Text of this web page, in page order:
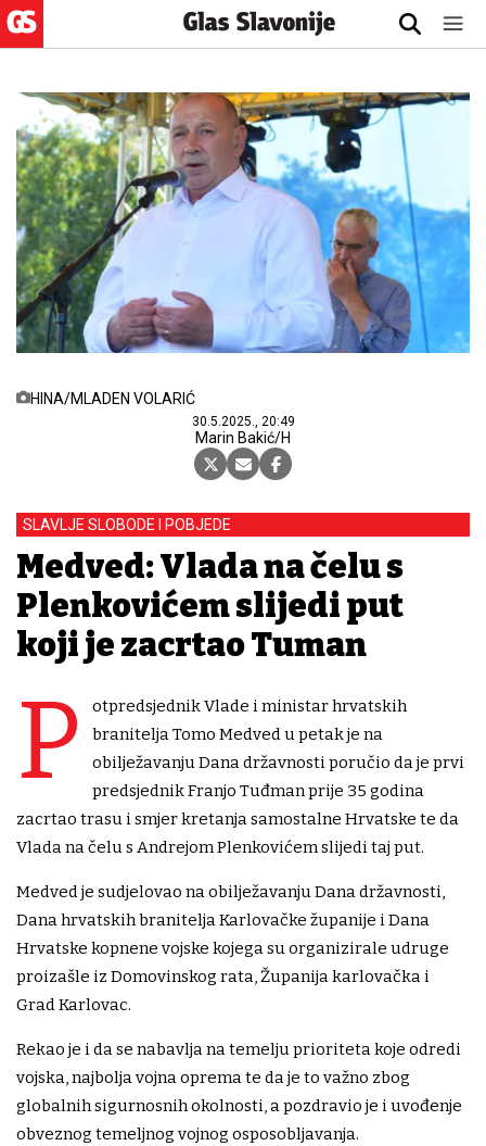
HINA/MLADEN VOLARIĆ
30.5.2025., 20:49
Marin Bakić/H
SLAVLJE SLOBODE I POBJEDE
Medved: Vlada na čelu s
Plenkovićem slijedi put
koji je zacrtao Tuđman
P
otpredsjednik Vlade i ministar hrvatskih
branitelja Tomo Medved u petak je na
obilježavanju Dana državnosti poručio da je prvi
predsjednik Franjo Tuđman prije 35 godina
zacrtao trasu i smjer kretanja samostalne Hrvatske te da
Vlada na čelu s Andrejom Plenkovićem slijedi taj put.
Medved je sudjelovao na obilježavanju Dana državnosti,
Dana hrvatskih branitelja Karlovačke županije i Dana
Hrvatske kopnene vojske kojega su organizirale udruge
proizašle iz Domovinskog rata, Županija karlovačka i
Grad Karlovac.
Rekao je i da se nabavlja na temelju prioriteta koje odredi
vojska, najbolja vojna oprema te da je to važno zbog
globalnih sigurnosnih okolnosti, a pozdravio je i uvođenje
obveznog temeljnog vojnog osposobljavanja.